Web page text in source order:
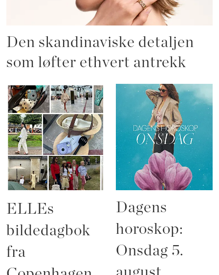
Den skandinaviske detaljen
som løfter ethvert antrekk
ELLEs
bildedagbok
fra
Dagens
horoskop:
Onsdag 5.